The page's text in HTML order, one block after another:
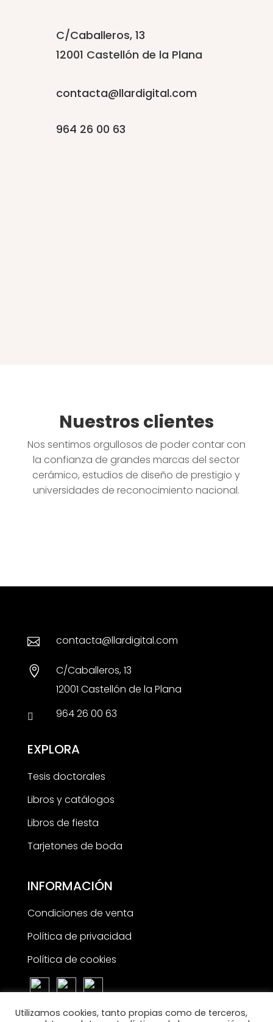
C/Caballeros, 13
12001 Castellón de la Plana
contacta@llardigital.com
964 26 00 63
Nuestros clientes
Nos sentimos orgullosos de poder contar con
la confianza de grandes marcas del sector
cerámico, estudios de diseño de prestigio y
universidades de reconocimiento nacional.
 contacta@llardigital.com

C/Caballeros, 13
12001 Castellón de la Plana
 964 26 00 63
EXPLORA
Tesis doctorales
Libros y catálogos
Libros de fiesta
Tarjetones de boda
INFORMACIÓN
Condiciones de venta
Política de privacidad
Política de cookies
Utilizamos cookies, tanto propias como de terceros,